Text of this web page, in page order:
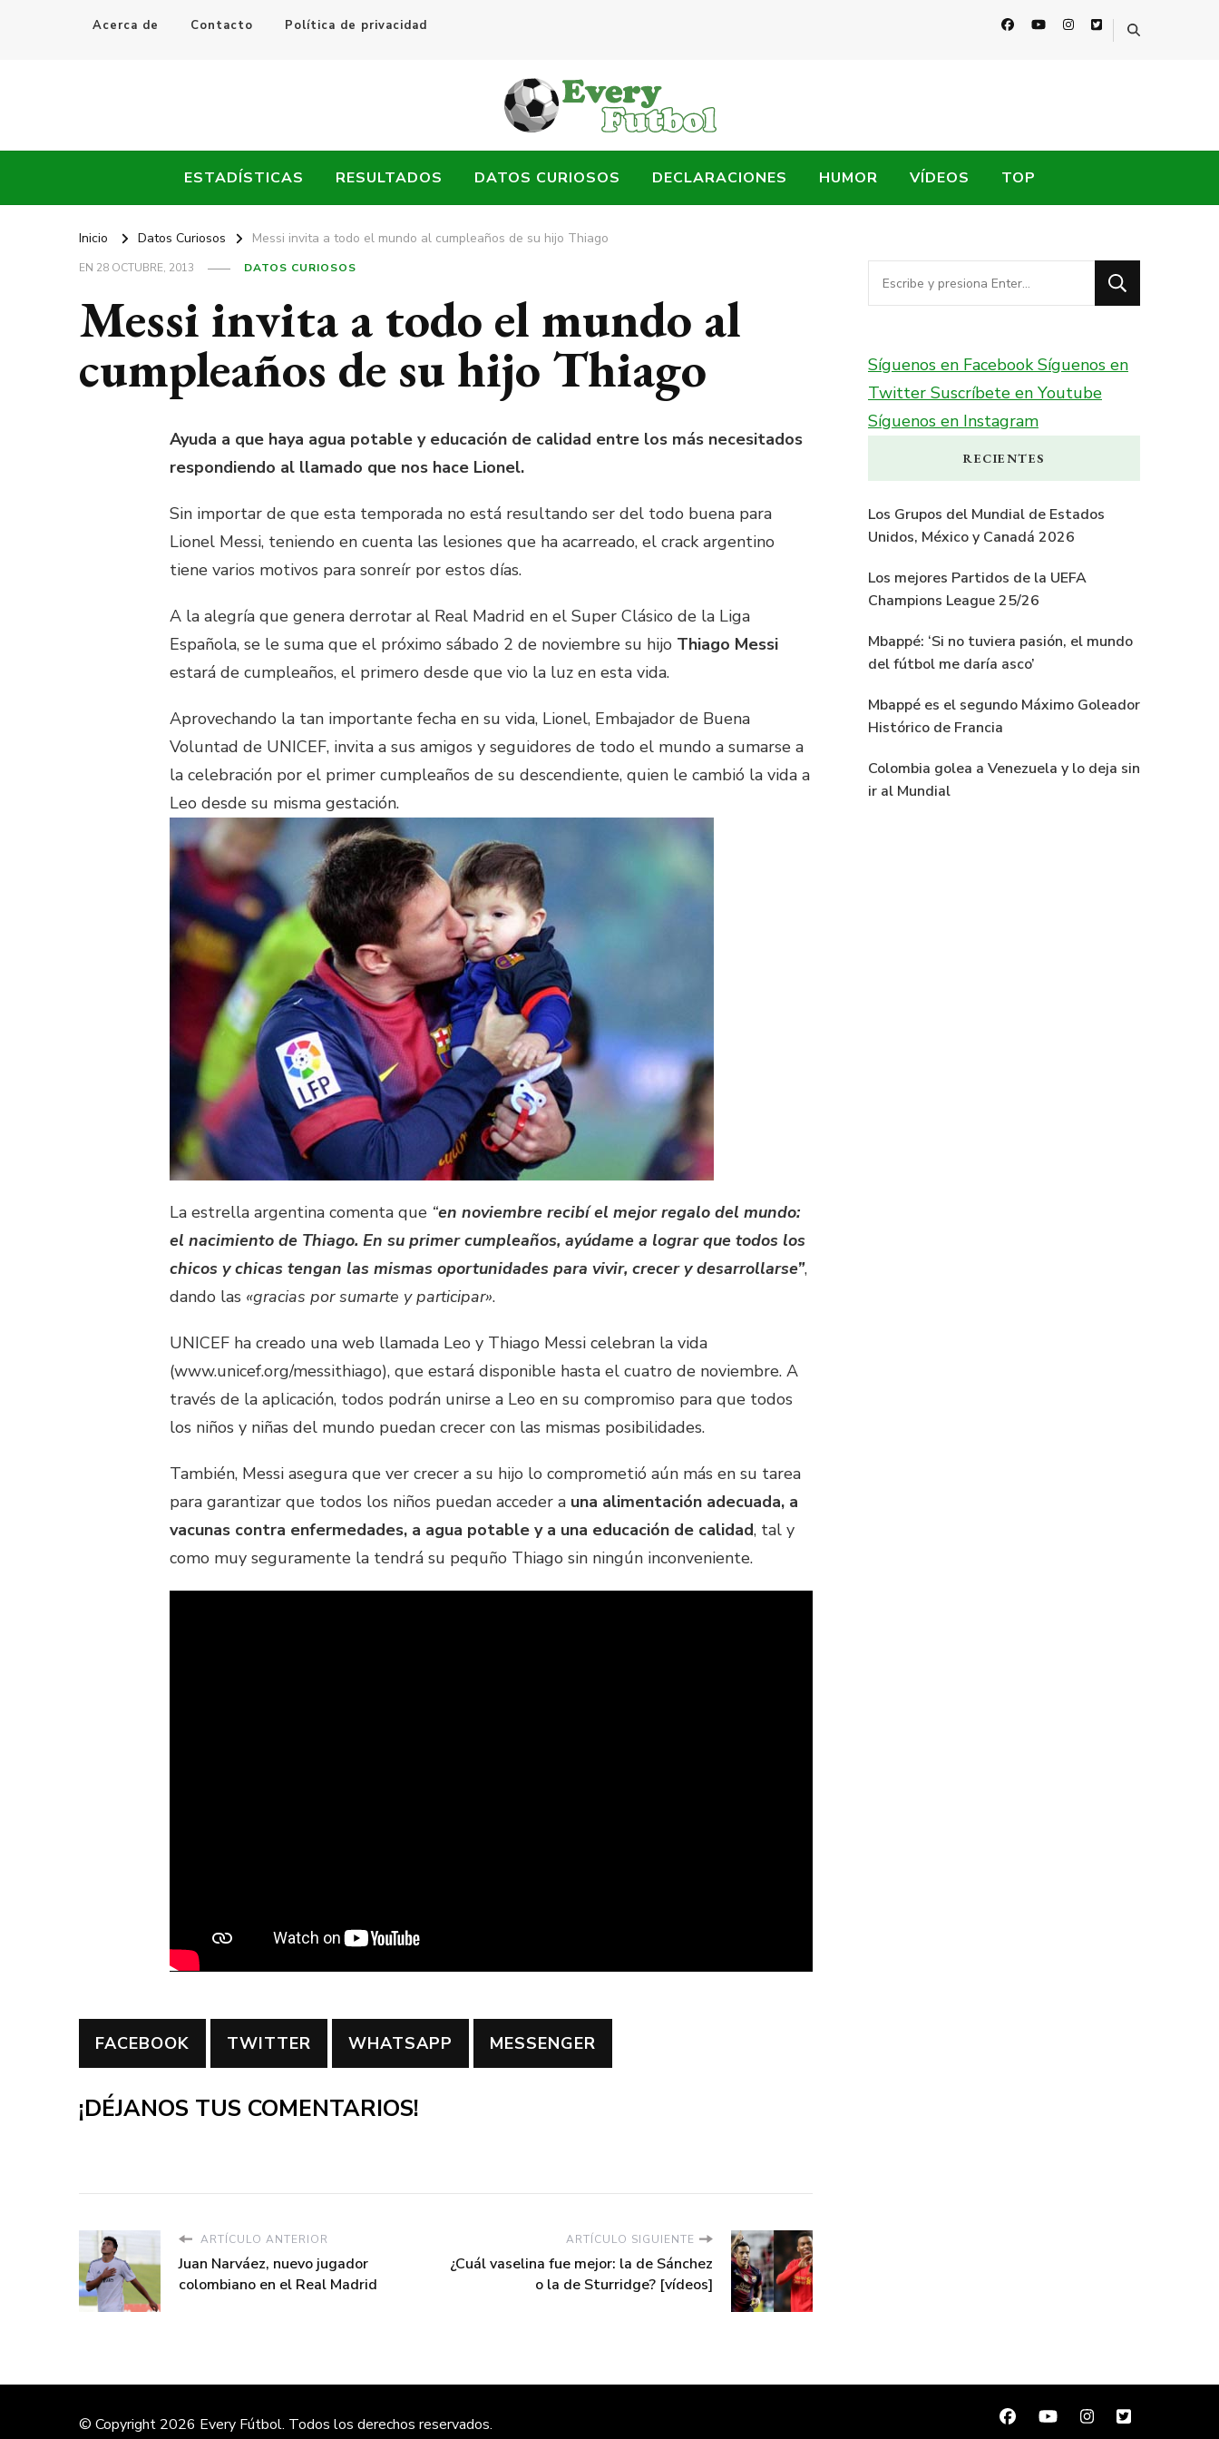
Acerca de Contacto Política de privacidad
Every Fútbol
ESTADÍSTICAS RESULTADOS DATOS CURIOSOS DECLARACIONES HUMOR VÍDEOS TOP
Inicio Datos Curiosos Messi invita a todo el mundo al cumpleaños de su hijo Thiago
EN 28 OCTUBRE, 2013 DATOS CURIOSOS
Messi invita a todo el mundo al
cumpleaños de su hijo Thiago
Ayuda a que haya agua potable y educación de calidad entre los más necesitados
respondiendo al llamado que nos hace Lionel.
Sin importar de que esta temporada no está resultando ser del todo buena para
Lionel Messi, teniendo en cuenta las lesiones que ha acarreado, el crack argentino
tiene varios motivos para sonreír por estos días.
A la alegría que genera derrotar al Real Madrid en el Super Clásico de la Liga
Española, se le suma que el próximo sábado 2 de noviembre su hijo Thiago Messi
estará de cumpleaños, el primero desde que vio la luz en esta vida.
Aprovechando la tan importante fecha en su vida, Lionel, Embajador de Buena
Voluntad de UNICEF, invita a sus amigos y seguidores de todo el mundo a sumarse a
la celebración por el primer cumpleaños de su descendiente, quien le cambió la vida a
Leo desde su misma gestación.
La estrella argentina comenta que “en noviembre recibí el mejor regalo del mundo:
el nacimiento de Thiago. En su primer cumpleaños, ayúdame a lograr que todos los
chicos y chicas tengan las mismas oportunidades para vivir, crecer y desarrollarse”,
dando las «gracias por sumarte y participar».
UNICEF ha creado una web llamada Leo y Thiago Messi celebran la vida
(www.unicef.org/messithiago), que estará disponible hasta el cuatro de noviembre. A
través de la aplicación, todos podrán unirse a Leo en su compromiso para que todos
los niños y niñas del mundo puedan crecer con las mismas posibilidades.
También, Messi asegura que ver crecer a su hijo lo comprometió aún más en su tarea
para garantizar que todos los niños puedan acceder a una alimentación adecuada, a
vacunas contra enfermedades, a agua potable y a una educación de calidad, tal y
como muy seguramente la tendrá su pequño Thiago sin ningún inconveniente.
FACEBOOK TWITTER WHATSAPP MESSENGER
¡DÉJANOS TUS COMENTARIOS!
ARTÍCULO ANTERIOR
Juan Narváez, nuevo jugador
colombiano en el Real Madrid
ARTÍCULO SIGUIENTE
¿Cuál vaselina fue mejor: la de Sánchez
o la de Sturridge? [vídeos]
¿Buscas
algo?
Síguenos en FacebookSíguenos en
Twitter Suscríbete en Youtube
Síguenos en Instagram
RECIENTES
Los Grupos del Mundial de Estados
Unidos, México y Canadá 2026
Los mejores Partidos de la UEFA
Champions League 25/26
Mbappé: ‘Si no tuviera pasión, el mundo
del fútbol me daría asco’
Mbappé es el segundo Máximo Goleador
Histórico de Francia
Colombia golea a Venezuela y lo deja sin
ir al Mundial
© Copyright 2026 Every Fútbol. Todos los derechos reservados.